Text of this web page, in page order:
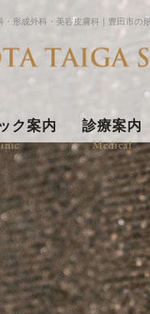
形成外科・美容皮膚科｜豊田市の
ク案内 診療案内
Medical